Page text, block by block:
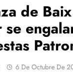
de
se
6 De Octubre De